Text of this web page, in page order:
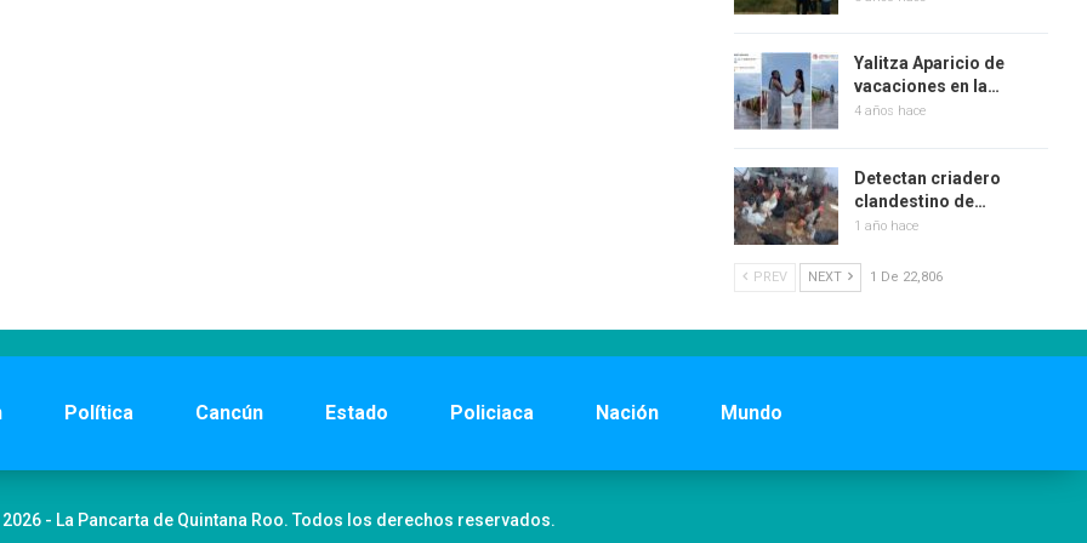
Yalitza Aparicio de
vacaciones en la…
4 años hace
Detectan criadero
clandestino de…
1 año hace
PREV NEXT 1 De 22,806
Política Cancún Estado Policiaca Nación Mundo
- La Pancarta de Quintana Roo. Todos los derechos reservados.